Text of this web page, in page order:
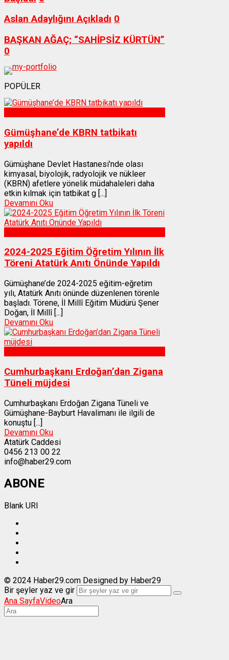
Aslan Adaylığını Açıkladı 0
BAŞKAN AĞAÇ; “SAHİPSİZ KÜRTÜN”
0
POPÜLER
Gümüşhane’de KBRN tatbikatı
yapıldı
Gümüşhane Devlet Hastanesi'nde olası
kimyasal, biyolojik, radyolojik ve nükleer
(KBRN) afetlere yönelik müdahaleleri daha
etkin kılmak için tatbikat g [...]
Devamını Oku
2024-2025 Eğitim Öğretim Yılının İlk
Töreni Atatürk Anıtı Önünde Yapıldı
Gümüşhane’de 2024-2025 eğitim-eğretim
yılı, Atatürk Anıtı önünde düzenlenen törenle
başladı. Törene, İl Millî Eğitim Müdürü Şener
Doğan, İl Millî [...]
Devamını Oku
Cumhurbaşkanı Erdoğan’dan Zigana
Tüneli müjdesi
Cumhurbaşkanı Erdoğan Zigana Tüneli ve
Gümüşhane-Bayburt Havalimanı ile ilgili de
konuştu [...]
Devamını Oku
Atatürk Caddesi
0456 213 00 22
info@haber29.com
ABONE
Blank URI
© 2024 Haber29.com Designed by Haber29
Bir şeyler yaz ve gir
Ana SayfaVideoAra